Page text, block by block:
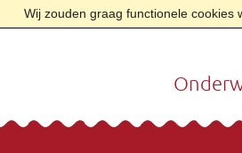
Wij zouden graag functionele cookies